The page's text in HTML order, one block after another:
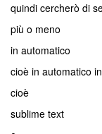
quindi cercherò di
più o meno
in automatico
cioè in automatico
cioè
sublime text